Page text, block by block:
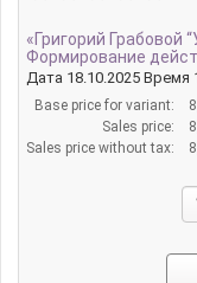
«Григорий Грабовой
Формирование
Дата 18.10.2025 Время
Base price for variant:
Sales price:
Sales price without tax: